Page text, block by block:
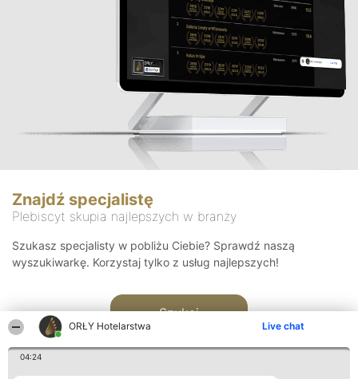
ORŁY Hotelarstwa Live chat
04:24
Znajdź specjalistę
Plebiscyt skupia najlepszych w branży
Szukasz specjalisty w pobliżu Ciebie? Sprawdź naszą
wyszukiwarkę. Korzystaj tylko z usług najlepszych!
Szukaj